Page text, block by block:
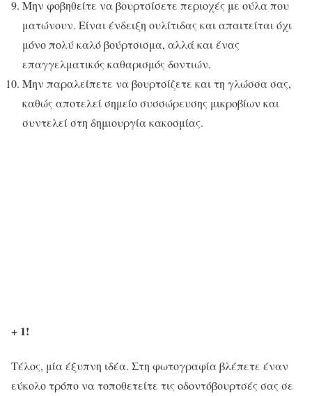
Μην φοβηθείτε να βουρτσίσετε περιοχές με ούλα που
ματώνουν. Είναι ένδειξη ουλίτιδας και απαιτείται όχι
μόνο πολύ καλό βούρτσισμα, αλλά και ένας
επαγγελματικός καθαρισμός δοντιών.
Μην παραλείπετε να βουρτσίζετε και τη γλώσσα σας,
καθώς αποτελεί σημείο συσσώρευσης μικροβίων και
συντελεί στη δημιουργία κακοσμίας.
+ 1!
Τέλος, μία έξυπνη ιδέα. Στη φωτογραφία βλέπετε έναν
εύκολο τρόπο να τοποθετείτε τις οδοντόβουρτσές σας σε